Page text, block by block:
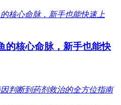
的核心命脉，新手也能快